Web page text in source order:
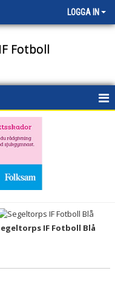
LOGGA IN
Fotboll
IF Fotboll Blå